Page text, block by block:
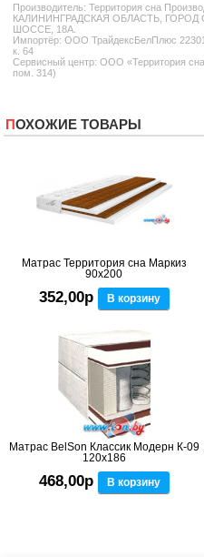
Производитель:Территория сна
КАЛИНИНГРАДСКАЯ ОБЛАСТЬ,
ШОССЕ, 18А.
Импортёр: ООО ТрайдексБелПлюс
к. 64
Сервисный центр: ООО «Территория
пом. 314)
ПОХОЖИЕ ТОВАРЫ
Матрас Территория сна Маркиз
90x200
352,00р В корзину
Матрас BelSon Классик Модерн К-09
120x186
468,00р В корзину